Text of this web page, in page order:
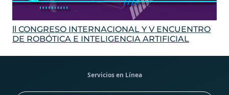
ll CONGRESO INTERNACIONAL Y V ENCUENTRO
DE ROBÓTICA E INTELIGENCIA ARTIFICIAL
Servicios en Línea